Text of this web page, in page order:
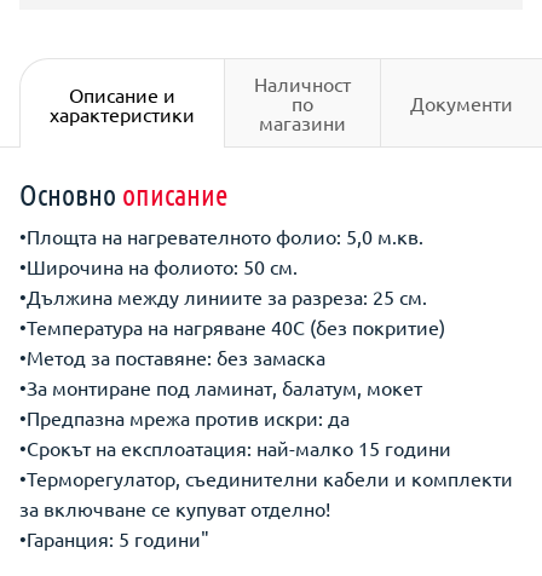
Описание и
характеристики
Наличност
по
магазини
Документи
Основно описание
•Площта на нагревателното фолио: 5,0 м.кв.
•Широчина на фолиото: 50 см.
•Дължина между линиите за разреза: 25 см.
•Температура на нагряване 40С (без покритие)
•Метод за поставяне: без замаска
•За монтиране под ламинат, балатум, мокет
•Предпазна мрежа против искри: да
•Срокът на експлоатация: най-малко 15 години
•Терморегулатор, съединителни кабели и комплекти
за включване се купуват отделно!
•Гаранция: 5 години"